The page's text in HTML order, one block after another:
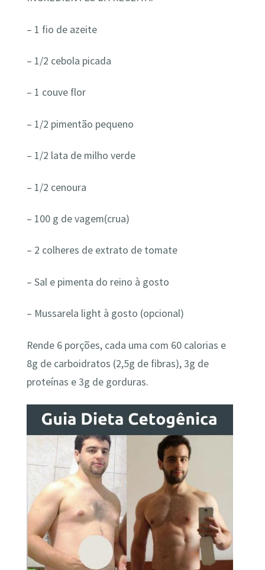
– 1 fio de azeite
– 1/2 cebola picada
– 1 couve flor
– 1/2 pimentão pequeno
– 1/2 lata de milho verde
– 1/2 cenoura
– 100 g de vagem(crua)
– 2 colheres de extrato de tomate
– Sal e pimenta do reino à gosto
– Mussarela light à gosto (opcional)
Rende 6 porções, cada uma com 60 calorias e
8g de carboidratos (2,5g de fibras), 3g de
proteínas e 3g de gorduras.